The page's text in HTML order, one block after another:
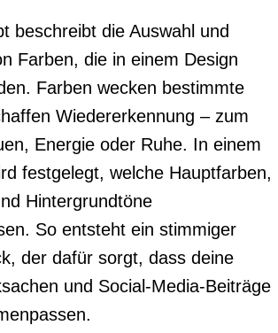
beschreibt die Auswahl und
Farben, die in einem Design
Farben wecken bestimmte
Wiedererkennung – zum
Energie oder Ruhe. In einem
festgelegt, welche Hauptfarben,
Hintergrundtöne
So entsteht ein stimmiger
der dafür sorgt, dass deine
und Social-Media-Beiträge